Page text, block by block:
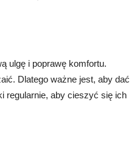
ulgę i poprawę komfortu.
Dlatego ważne jest, aby dać
regularnie, aby cieszyć się ich